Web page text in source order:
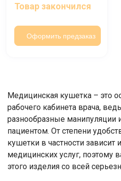
Товар закончился
Оформить предзаказ
Медицинская кушетка – это
рабочего кабинета врача,
разнообразные манипуляции
пациентом. От степени
кушетки в частности
медицинских услуг, поэтому
этого изделия со всей